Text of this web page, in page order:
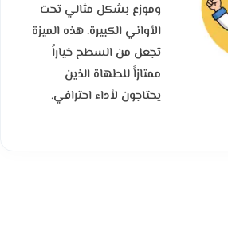
وموزع بشكل مثالي تحت
الأواني الكبيرة. هذه الميزة
تجعل من السطح خياراً
ممتازاً للطهاة الذين
يحتاجون لأداء احترافي.